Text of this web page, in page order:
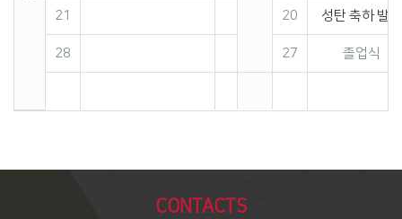
21 20 성탄 축하 발표
28 27 졸업식
CONTACTS